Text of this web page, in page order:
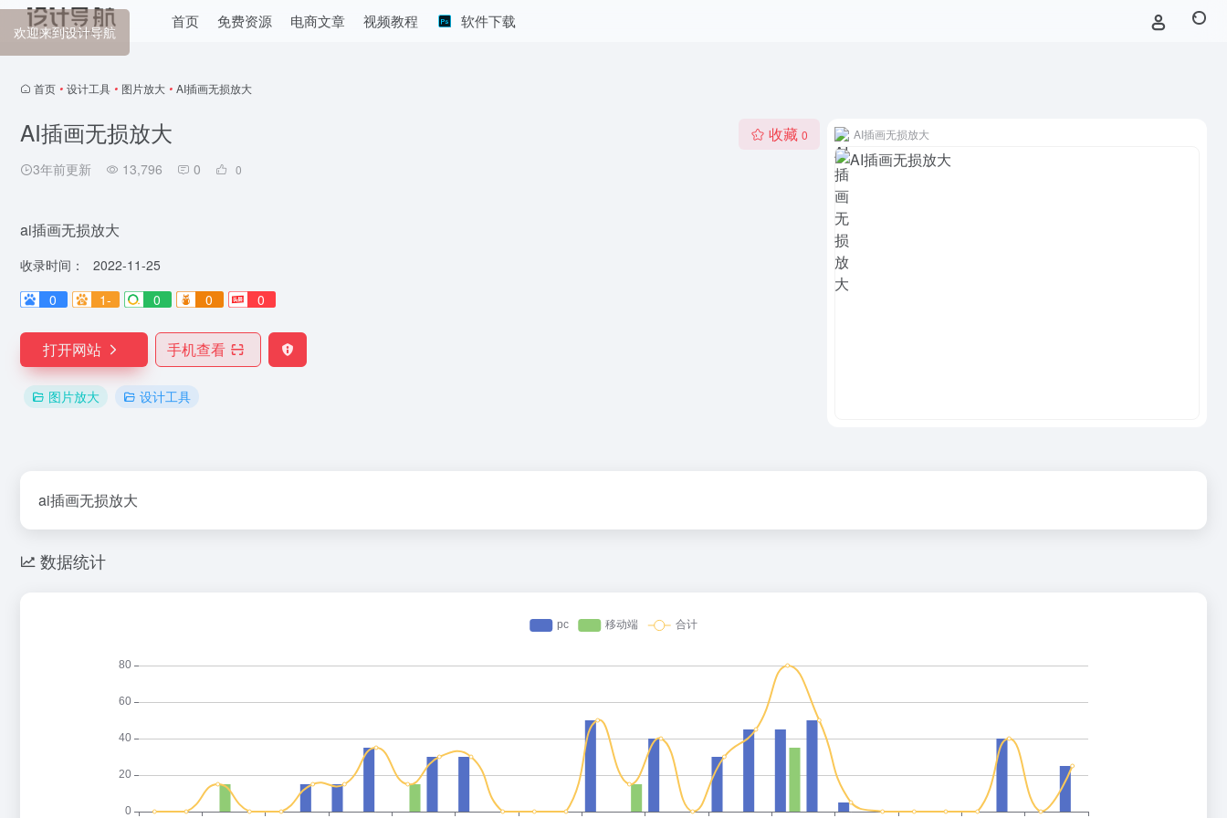
首页 免费资源 电商文章 视频教程 软件下载
首页 • 设计工具 • 图片放大 • AI插画无损放大
AI插画无损放大
3年前更新 13,796 0 0
收藏 0
ai插画无损放大
收录时间：
2022-11-25
0
1- 0 0 0
打开网站 手机查看
图片放大 设计工具
AI插画无损放大
ai插画无损放大
数据统计
欢迎来到设计导航